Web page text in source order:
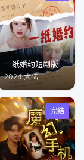
一纸婚约短剧版
2024 大陆
完结